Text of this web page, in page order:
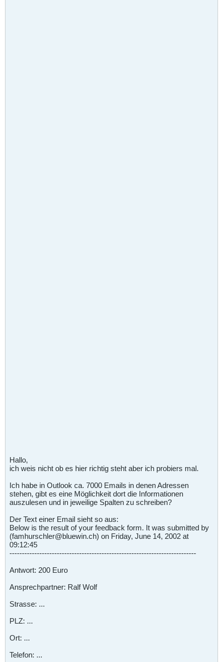
Hallo,
ich weis nicht ob es hier richtig steht aber ich probiers mal.
Ich habe in Outlook ca. 7000 Emails in denen Adressen
stehen, gibt es eine Möglichkeit dort die Informationen
auszulesen und in jeweilige Spalten zu schreiben?
Der Text einer Email sieht so aus:
Below is the result of your feedback form. It was submitted by
(famhurschler@bluewin.ch) on Friday, June 14, 2002 at
09:12:45
---------------------------------------------------------------------------
Antwort: 200 Euro
Ansprechpartner: Ralf Wolf
Strasse: ...
PLZ: ...
Ort: ...
Telefon: ...